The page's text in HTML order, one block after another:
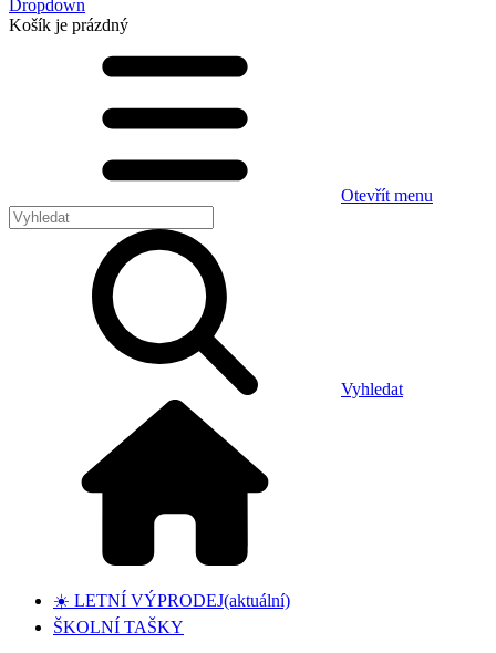
Dropdown
Košík je prázdný
Otevřít menu
Vyhledat
☀️ LETNÍ VÝPRODEJ(aktuální)
ŠKOLNÍ TAŠKY